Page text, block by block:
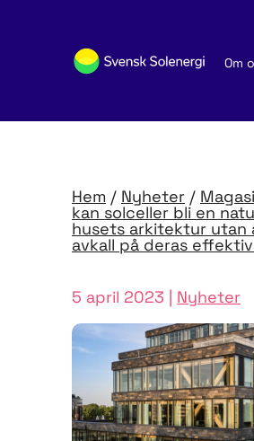
Om
Hem / Nyheter /
kan solceller bli en
husets arkitektur utan
avkall på deras
5 april 2023 | Nyheter